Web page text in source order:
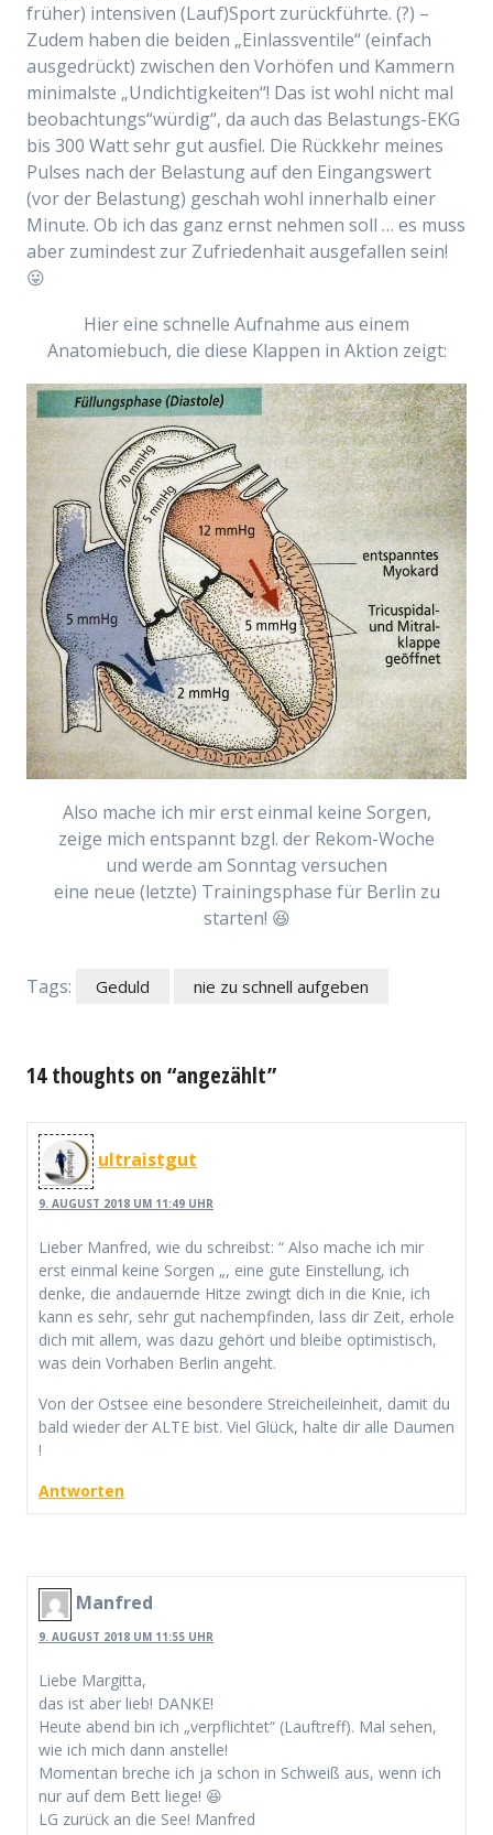
früher) intensiven (Lauf)Sport zurückführte. (?) –
Zudem haben die beiden „Einlassventile“ (einfach
ausgedrückt) zwischen den Vorhöfen und Kammern
minimalste „Undichtigkeiten“! Das ist wohl nicht mal
beobachtungs“würdig“, da auch das Belastungs-EKG
bis 300 Watt sehr gut ausfiel. Die Rückkehr meines
Pulses nach der Belastung auf den Eingangswert
(vor der Belastung) geschah wohl innerhalb einer
Minute. Ob ich das ganz ernst nehmen soll … es muss
aber zumindest zur Zufriedenhait ausgefallen sein!
😛
Hier eine schnelle Aufnahme aus einem
Anatomiebuch, die diese Klappen in Aktion zeigt:
Also mache ich mir erst einmal keine Sorgen,
zeige mich entspannt bzgl. der Rekom-Woche
und werde am Sonntag versuchen
eine neue (letzte) Trainingsphase für Berlin zu
starten! 😆
Tags: Geduld nie zu schnell aufgeben
14 thoughts on “angezählt”
ultraistgut
9. AUGUST 2018 UM 11:49 UHR
Lieber Manfred, wie du schreibst: “ Also mache ich mir
erst einmal keine Sorgen „, eine gute Einstellung, ich
denke, die andauernde Hitze zwingt dich in die Knie, ich
kann es sehr, sehr gut nachempfinden, lass dir Zeit, erhole
dich mit allem, was dazu gehört und bleibe optimistisch,
was dein Vorhaben Berlin angeht.
Von der Ostsee eine besondere Streicheileinheit, damit du
bald wieder der ALTE bist. Viel Glück, halte dir alle Daumen
!
Antworten
Manfred
9. AUGUST 2018 UM 11:55 UHR
Liebe Margitta,
das ist aber lieb! DANKE!
Heute abend bin ich „verpflichtet“ (Lauftreff). Mal sehen,
wie ich mich dann anstelle!
Momentan breche ich ja schon in Schweiß aus, wenn ich
nur auf dem Bett liege! 😆
LG zurück an die See! Manfred